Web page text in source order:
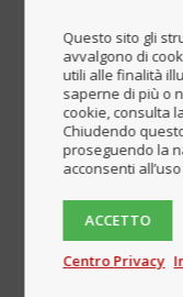
come identità,
monumento, per
consolidato, ma
Detto
Zenobia sia
felici o tra
queste due
dividere le
Questo sito gli
avvalgono di
utili alle finalità
saperne di più o
cookie, consulta
Chiudendo
proseguendo la
acconsenti
ACCETTO
Centro Privacy